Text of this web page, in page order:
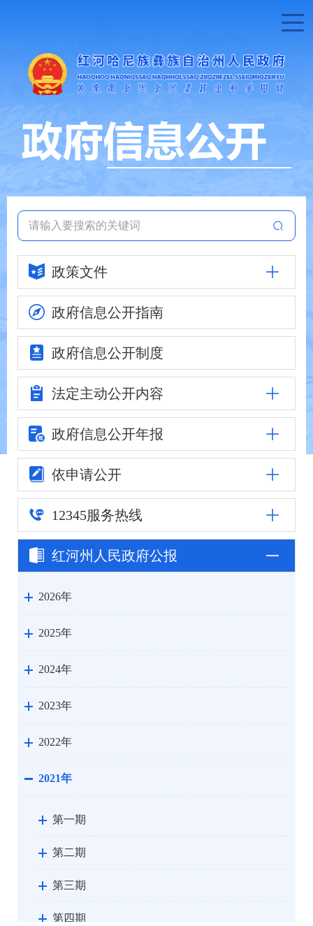
政策文件
政府信息公开指南
政府信息公开制度
法定主动公开内容
政府信息公开年报
依申请公开
12345服务热线
红河州人民政府公报
2026年
2025年
2024年
2023年
2022年
2021年
第一期
第二期
第三期
第四期